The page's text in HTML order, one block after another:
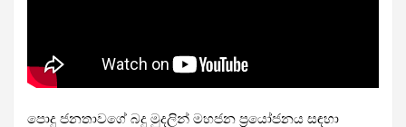
පොදු ජනතාවගේ බදු මුදලින් මහජන ප්‍රයෝජනය සඳහා